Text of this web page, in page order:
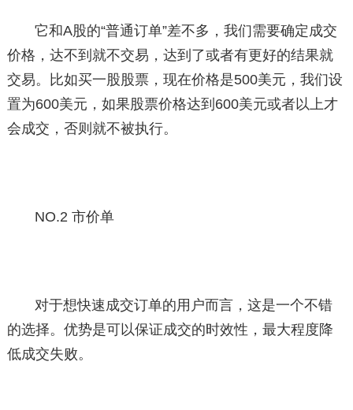
它和A股的“普通订单”差不多，我们需要确定成交
价格，达不到就不交易，达到了或者有更好的结果就
交易。比如买一股股票，现在价格是500美元，我们设
置为600美元，如果股票价格达到600美元或者以上才
会成交，否则就不被执行。
NO.2 市价单
对于想快速成交订单的用户而言，这是一个不错
的选择。优势是可以保证成交的时效性，最大程度降
低成交失败。